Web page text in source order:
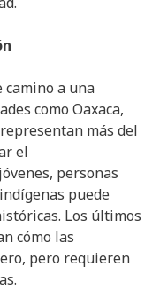
a una
como Oaxaca,
más del
el
personas
puede
Los últimos
cómo las
pero requieren